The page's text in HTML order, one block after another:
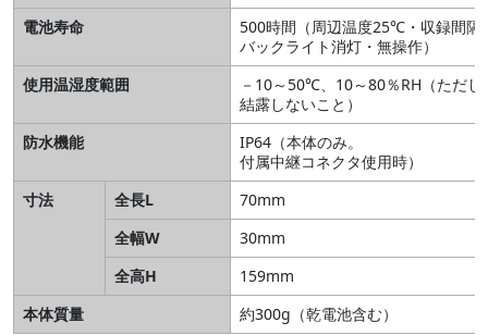
電池寿命
500時間（周辺温度25℃・収録間隔
バックライト消灯・無操作）
使用温湿度範囲
－10～50℃、10～80％RH（ただし
結露しないこと）
防水機能
IP64（本体のみ。
付属中継コネクタ使用時）
寸法
全長L
70mm
全幅W
30mm
全高H
159mm
本体質量
約300g（乾電池含む）